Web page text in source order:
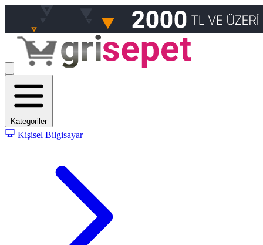
Kategoriler
Kişisel Bilgisayar